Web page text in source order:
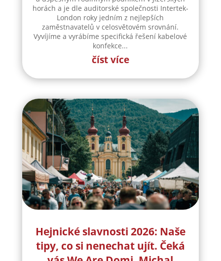
horách a je dle auditorské společnosti Intertek-
London roky jedním z nejlepších
zaměstnavatelů v celosvětovém srovnání.
Vyvíjíme a vyrábíme specifická řešení kabelové
konfekce...
číst více
Hejnické slavnosti 2026: Naše
tipy, co si nenechat ujít. Čeká